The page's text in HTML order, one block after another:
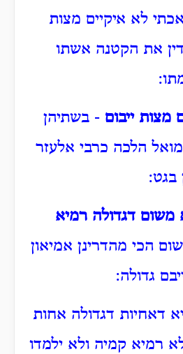
לא איקיים מצות
את הקטנה אשתו
מצות ייבום - בשתיהן
הלכה כרבי אלעזר
בגט:
משום דגדולה רמיא
הכי מהדרינן אמיאון
גדולה:
דאחיות דגדולה אחות
רמיא קמיה ולא ילמדו